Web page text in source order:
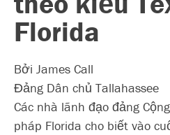
Florida
Bởi James Call
Đảng Dân chủ Tallahassee
Các nhà lãnh đạo đảng
pháp Florida cho biết vào